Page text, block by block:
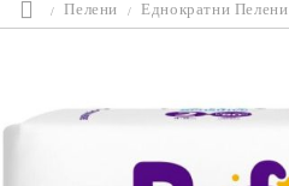
Пелени Еднократни Пелени